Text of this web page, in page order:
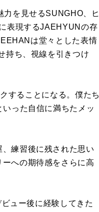
力を見せるSUNGHO、ヒ
表現するJAEHYUNの存
は堂々とした表情
持ち、視線を引きつけ
することになる。僕たち
った自信に満ちたメッ
練習後に残された思い
への期待感をさらに高
ュー後に経験してきた